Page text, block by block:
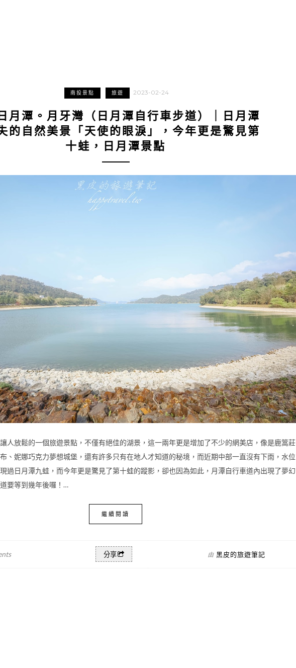
南投景點 旅遊 2023-02-24
月潭。月牙灣（日月潭自行車步道）｜日月潭
的自然美景「天使的眼淚」，今年更是驚見第
十蛙，日月潭景點
人放鬆的一個旅遊景點，不僅有絕佳的湖景，這一兩年更是增加了不少的網美店，像是鹿篙莊
、妮娜巧克力夢想城堡，還有許多只有在地人才知道的秘境，而近期中部一直沒有下雨，水位
過日月潭九蛙，而今年更是驚見了第十蛙的蹤影，卻也因為如此，月潭自行車道內出現了夢幻
要等到幾年後囉！…
繼續閱讀
分享 由 黑皮的旅遊筆記